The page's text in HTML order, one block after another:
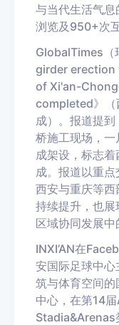
与当代生活气息
浏览及 950+次
GlobalTimes
girder
of Xi'an-
completed》
成）。报道提到
桥施工现场，一
成架设，标志
成。报道以重
西安与重庆等
持续提升，也
区域协同发展中
INXI’AN在
安国际足球中心
筑与体育空间
中心，在第14届
Stadia&Arenas